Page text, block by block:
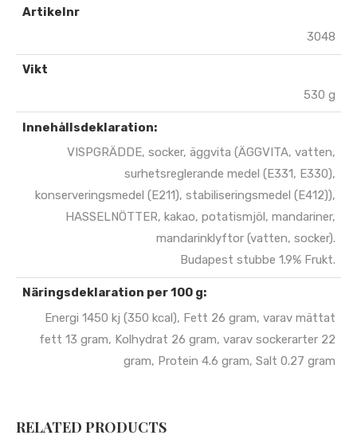
Artikelnr
3048
Vikt
530 g
Innehållsdeklaration:
VISPGRÄDDE, socker, äggvita (ÄGGVITA, vatten,
surhetsreglerande medel (E331, E330),
konserveringsmedel (E211), stabiliseringsmedel (E412)),
HASSELNÖTTER, kakao, potatismjöl, mandariner,
mandarinklyftor (vatten, socker).
Budapest stubbe 1.9% Frukt.
Näringsdeklaration per 100 g:
Energi 1450 kj (350 kcal), Fett 26 gram, varav mättat
fett 13 gram, Kolhydrat 26 gram, varav sockerarter 22
gram, Protein 4.6 gram, Salt 0.27 gram
RELATED PRODUCTS